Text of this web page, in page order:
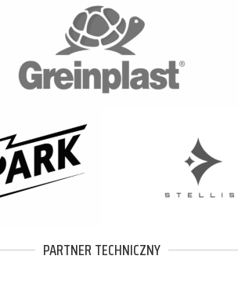
PARTNER TECHNICZNY